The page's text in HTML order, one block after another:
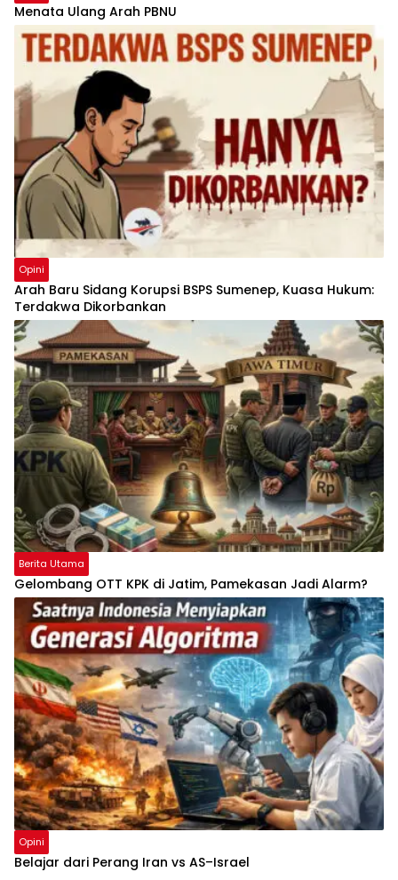
Menata Ulang Arah PBNU
Opini
Arah Baru Sidang Korupsi BSPS Sumenep, Kuasa Hukum:
Terdakwa Dikorbankan
Berita Utama
Gelombang OTT KPK di Jatim, Pamekasan Jadi Alarm?
Opini
Belajar dari Perang Iran vs AS–Israel